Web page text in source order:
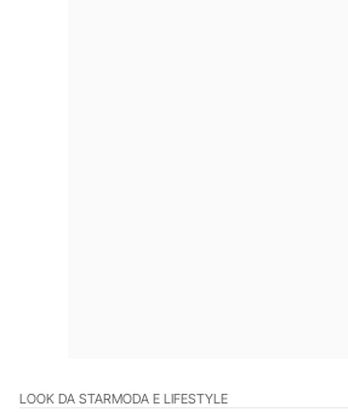
LOOK DA STARMODA E LIFESTYLE